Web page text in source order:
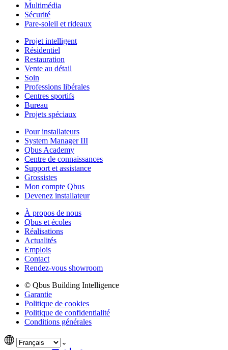
Multimédia
Sécurité
Pare-soleil et rideaux
Projet intelligent
Résidentiel
Restauration
Vente au détail
Soin
Professions libérales
Centres sportifs
Bureau
Projets spéciaux
Pour installateurs
System Manager III
Qbus Academy
Centre de connaissances
Support et assistance
Grossistes
Mon compte Qbus
Devenez installateur
À propos de nous
Qbus et écoles
Réalisations
Actualités
Emplois
Contact
Rendez-vous showroom
© Qbus Building Intelligence
Garantie
Politique de cookies
Politique de confidentialité
Conditions générales